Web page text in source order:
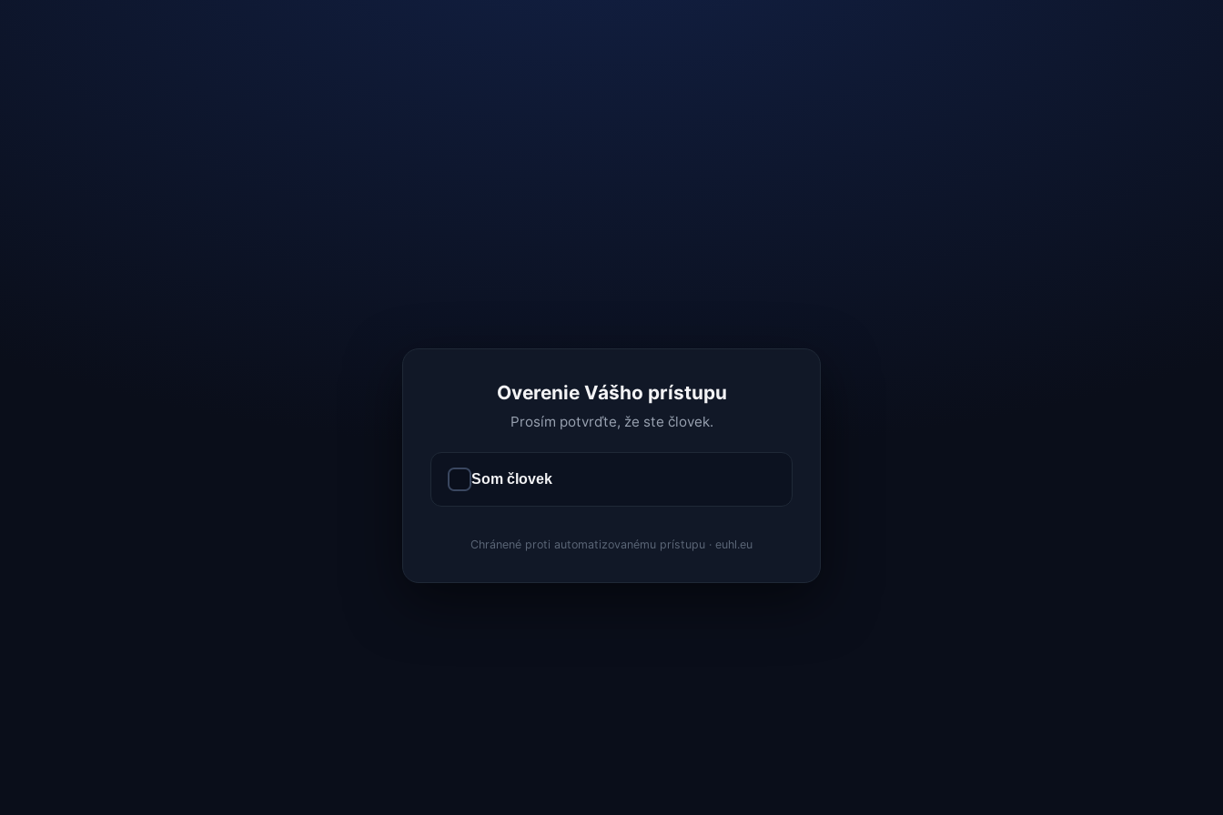
Overenie Vášho prístupu
Prosím potvrďte, že ste človek.
Som človek
Chránené proti automatizovanému prístupu · euhl.eu